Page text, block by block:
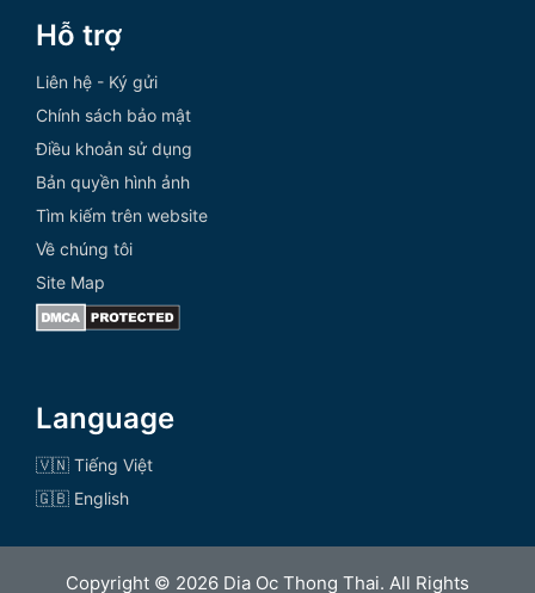
Hỗ trợ
Liên hệ - Ký gửi
Chính sách bảo mật
Điều khoản sử dụng
Bản quyền hình ảnh
Tìm kiếm trên website
Về chúng tôi
Site Map
Language
🇻🇳 Tiếng Việt
🇬🇧 English
Copyright © 2026 Dia Oc Thong Thai. All Rights